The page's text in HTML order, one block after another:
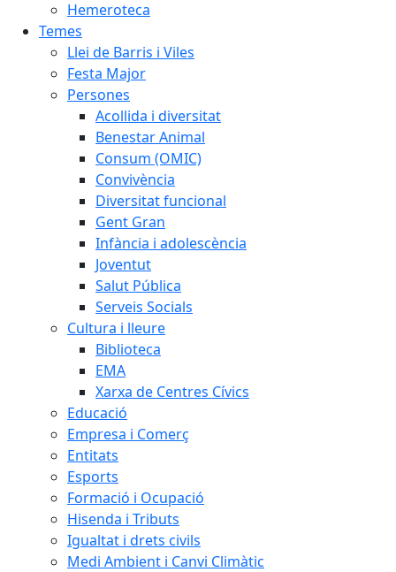
Hemeroteca
Temes
Llei de Barris i Viles
Festa Major
Persones
Acollida i diversitat
Benestar Animal
Consum (OMIC)
Convivència
Diversitat funcional
Gent Gran
Infància i adolescència
Joventut
Salut Pública
Serveis Socials
Cultura i lleure
Biblioteca
EMA
Xarxa de Centres Cívics
Educació
Empresa i Comerç
Entitats
Esports
Formació i Ocupació
Hisenda i Tributs
Igualtat i drets civils
Medi Ambient i Canvi Climàtic